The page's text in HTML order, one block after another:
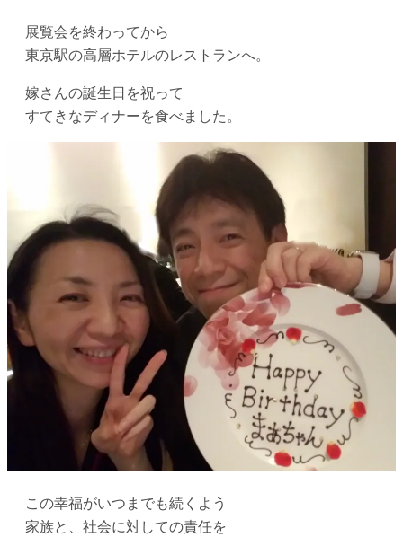
展覧会を終わってから
東京駅の高層ホテルのレストランへ。
嫁さんの誕生日を祝って
すてきなディナーを食べました。
この幸福がいつまでも続くよう
家族と、社会に対しての責任を